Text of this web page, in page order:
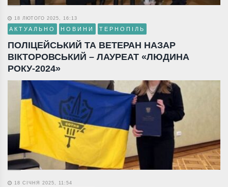
18 ЛЮТОГО 2025, 16:13
АКТУАЛЬНО НОВИНИ ТЕРНОПІЛЬ
ПОЛІЦЕЙСЬКИЙ ТА ВЕТЕРАН НАЗАР
ВІКТОРОВСЬКИЙ – ЛАУРЕАТ «ЛЮДИНА
РОКУ-2024»
18 СІЧНЯ 2025, 11:54